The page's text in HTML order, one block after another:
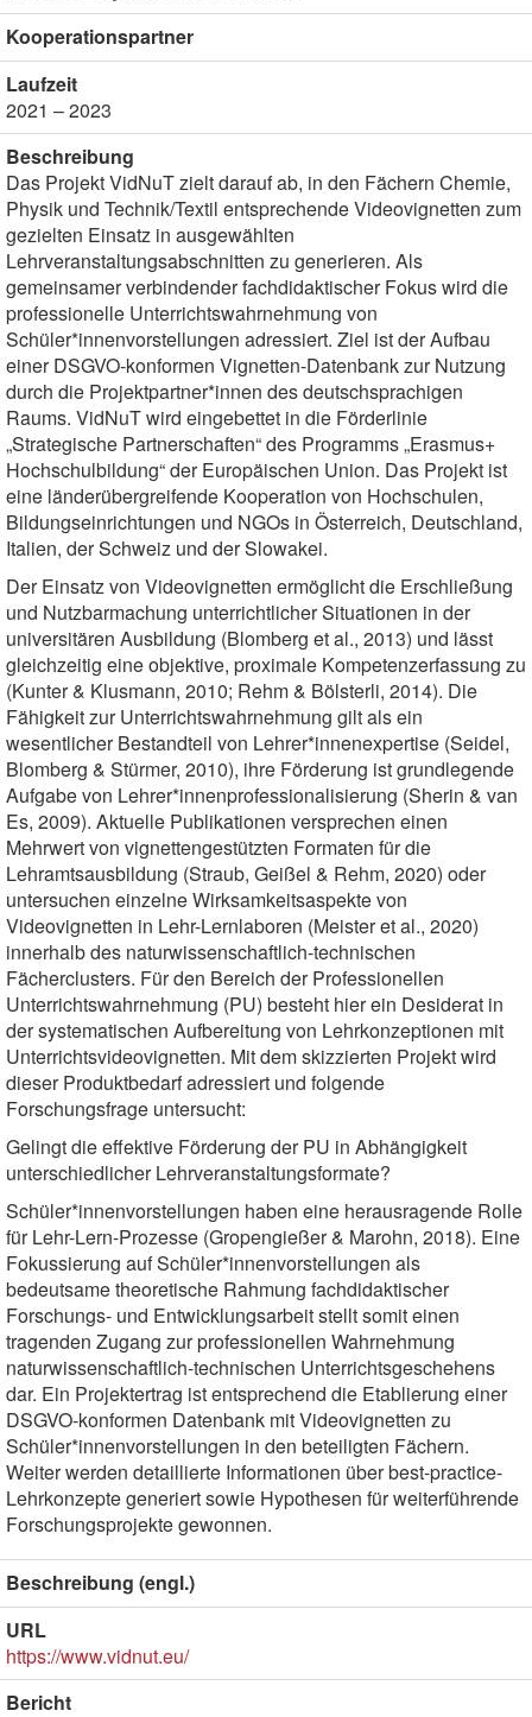
Kooperationspartner
Laufzeit
2021 – 2023
Beschreibung
Das Projekt VidNuT zielt darauf ab, in den Fächern Chemie,
Physik und Technik/Textil entsprechende Videovignetten zum
gezielten Einsatz in ausgewählten
Lehrveranstaltungsabschnitten zu generieren. Als
gemeinsamer verbindender fachdidaktischer Fokus wird die
professionelle Unterrichtswahrneh­mung von
Schüler*innenvorstellungen adressiert. Ziel ist der Aufbau
einer DSGVO-konformen Vignetten-Datenbank zur Nutzung
durch die Projektpartner*innen des deutschsprachigen
Raums. VidNuT wird eingebettet in die Förderlinie
„Strategische Partnerschaften“ des Programms „Erasmus+
Hochschulbildung“ der Europäischen Union. Das Projekt ist
eine länderübergreifende Kooperation von Hochschulen,
Bildungseinrichtungen und NGOs in Österreich, Deutschland,
Italien, der Schweiz und der Slowakei.
Der Einsatz von Videovignetten ermöglicht die Erschließung
und Nutzbarmachung unterrichtlicher Situationen in der
universitären Ausbildung (Blomberg et al., 2013) und lässt
gleichzeitig eine objek­tive, proximale Kompetenzerfassung zu
(Kunter & Klusmann, 2010; Rehm & Bölsterli, 2014). Die
Fähigkeit zur Unterrichtswahrnehmung gilt als ein
wesentlicher Bestandteil von Lehrer*innenexper­tise (Seidel,
Blomberg & Stürmer, 2010), ihre Förderung ist grundlegende
Aufgabe von Lehrer*innen­professionalisierung (Sherin & van
Es, 2009). Aktuelle Publikationen versprechen einen
Mehrwert von vignettengestützten Formaten für die
Lehramtsausbildung (Straub, Geißel & Rehm, 2020) oder
unter­suchen einzelne Wirksamkeitsaspekte von
Videovignetten in Lehr-Lernlaboren (Meister et al., 2020)
innerhalb des naturwissenschaftlich-technischen
Fächerclusters. Für den Bereich der Professio­nellen
Unterrichtswahrnehmung (PU) besteht hier ein Desiderat in
der systematischen Aufbereitung von Lehrkonzeptionen mit
Unterrichtsvideovignetten. Mit dem skizzierten Projekt wird
dieser Produktbedarf adressiert und folgende
Forschungsfrage untersucht:
Gelingt die effektive Förderung der PU in Abhängigkeit
unterschiedlicher Lehrveranstaltungsformate?
Schüler*innenvorstellungen haben eine herausragende Rolle
für Lehr-Lern-Prozesse (Gropengießer & Marohn, 2018). Eine
Fokussierung auf Schüler*innenvorstellungen als
bedeutsame theoretische Rahmung fachdidaktischer
Forschungs- und Entwicklungsarbeit stellt somit einen
tragenden Zugang zur professionellen Wahrnehmung
naturwissenschaftlich-technischen Unterrichtsgeschehens
dar. Ein Projektertrag ist entsprechend die Etablierung einer
DSGVO-konformen Datenbank mit Videovignet­ten zu
Schüler*innenvorstellungen in den beteiligten Fächern.
Weiter werden detaillierte Informatio­nen über best-practice-
Lehrkonzepte generiert sowie Hypothesen für weiterführende
Forschungs­projekte gewonnen.
Beschreibung (engl.)
URL
https://www.vidnut.eu/
Bericht